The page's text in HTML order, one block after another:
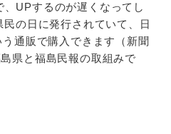
UPするのが遅くなってし
の日に発行されていて、日
通販で購入できます（新聞
県と福島民報の取組みで